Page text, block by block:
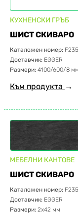
КУХНЕНСКИ ГРЪБ
ШИСТ СКИВАРО
Каталожен номер:
Доставчик: EGGER
Размери: 4100/600/8 мм
Към продукта →
МЕБЕЛНИ КАНТОВЕ
ШИСТ СКИВАРО
Каталожен номер:
Доставчик: EGGER
Размери: 2х42 мм